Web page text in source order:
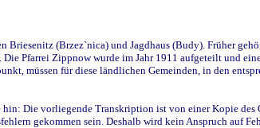
(Brzez`nica) und Jagdhaus (Budy). Früher
Pfarrei Zippnow wurde im Jahr 1911 aufgeteilt und
müssen für diese ländlichen Gemeinden, in den
hin: Die vorliegende Transkription ist von einer Kopie
gekommen sein. Deshalb wird kein Anspruch auf